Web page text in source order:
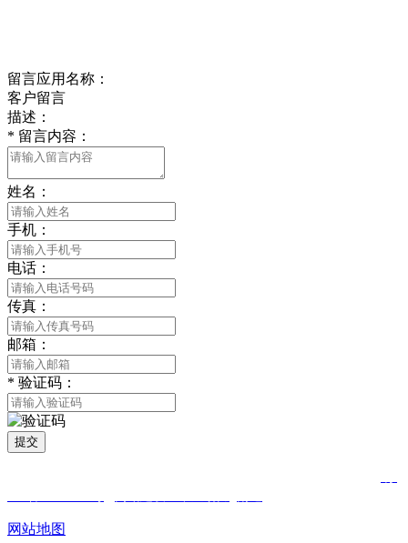
留言应用名称：
客户留言
描述：
* 留言内容：
姓名：
手机：
电话：
传真：
邮箱：
* 验证码：
提交
网站地图